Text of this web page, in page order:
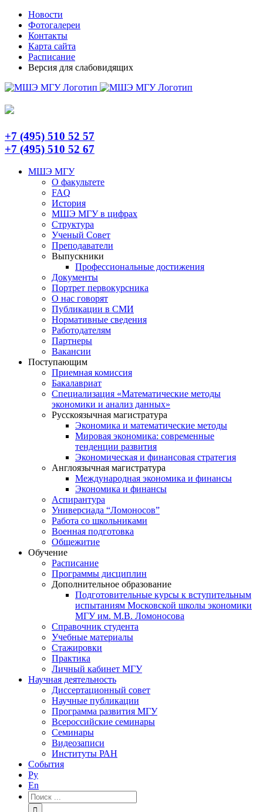
Skip
content
TelegramНовости
Фотогалереи
Контакты
Карта сайта
Расписание
Версия для слабовидящих
+7 (495) 510 52 57
+7 (495) 510 52 67
МШЭ МГУ
О факультете
FAQ
История
МШЭ МГУ в цифрах
Структура
Ученый Совет
Преподаватели
Выпускники
Профессиональные достижения
Документы
Портрет первокурсника
О нас говорят
Публикации в СМИ
Нормативные сведения
Работодателям
Партнеры
Вакансии
Поступающим
Приемная комиссия
Бакалавриат
Специализация «Математические методы
экономики и анализ данных»
Русскоязычная магистратура
Экономика и математические методы
Мировая экономика: современные
тенденции развития
Экономическая и финансовая стратегия
Англоязычная магистратура
Международная экономика и финансы
Экономика и финансы
Аспирантура
Универсиада “Ломоносов”
Работа со школьниками
Военная подготовка
Общежитие
Обучение
Расписание
Программы дисциплин
Дополнительное образование
Подготовительные курсы к вступительным
испытаниям Московской школы экономики
МГУ им. М.В. Ломоносова
Справочник студента
Учебные материалы
Стажировки
Практика
Личный кабинет МГУ
Научная деятельность
Диссертационный совет
Научные публикации
Программа развития МГУ
Всероссийские семинары
Семинары
Видеозаписи
Институты РАН
События
Ру
En
Результат
поиска: